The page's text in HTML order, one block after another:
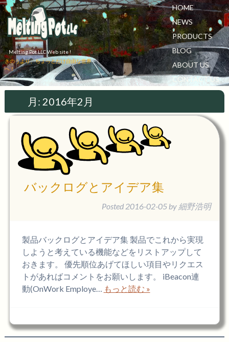
HOME
NEWS
PRODUCTS
BLOG
ABOUT US
CONTACT US
Melting Pot LLC Web site !
きのうより、ちょっとだけ自由な世界
へ！
月: 2016年2月
バックログとアイデア集
Posted 2016-02-05 by 細野浩明
製品バックログとアイデア集 製品でこれから実現
しようと考えている機能などをリストアップして
おきます。 優先順位あげてほしい項目やリクエス
トがあればコメントをお願いします。 iBeacon連
動(OnWork Employe… もっと読む »